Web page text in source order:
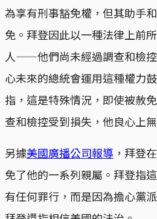
為享有刑事豁免權，但其助手
免。拜登因此以一種法律上前
人——他們尚未經過調查和檢
心未來的總統會運用這種權力
指，這是特殊情況，即使被赦
查和檢控受到損失，他良心上
另據美國廣播公司報導 ，拜登
免了他的一系列親屬。拜登指
有任何罪行，而是因為擔心黨